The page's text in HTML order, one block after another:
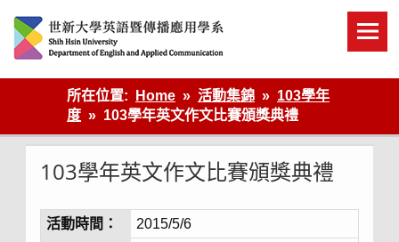
content
英語傳播
所在位置:
Home 活動集錦
103學年
度
103學年英文作文比賽頒獎典禮
103學年英文作文比賽頒獎典禮
活動時間：
2015/5/6